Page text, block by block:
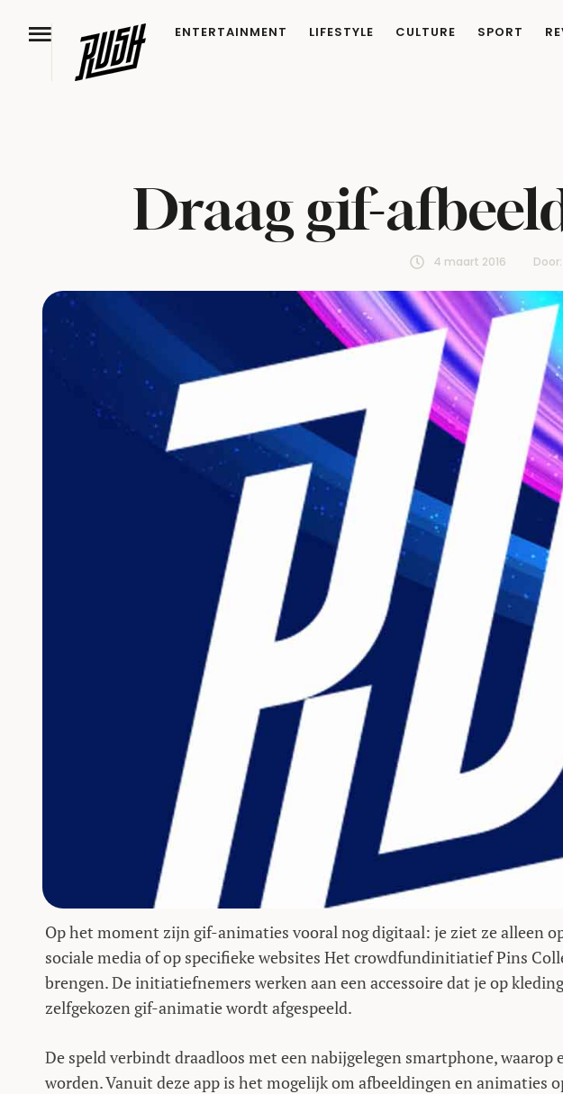
ENTERTAINMENT LIFESTYLE CULTURE SPORT
Draag gif-
4 maart 2016 Door:
Op het moment zijn gif-animaties vooral nog digitaal: je ziet ze alleen
sociale media of op specifieke websites Het crowdfundinitiatief Pins
brengen. De initiatiefnemers werken aan een accessoire dat je op
zelfgekozen gif-animatie wordt afgespeeld.
De speld verbindt draadloos met een nabijgelegen smartphone, waarop
worden. Vanuit deze app is het mogelijk om afbeeldingen en animaties